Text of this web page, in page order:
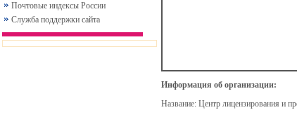
Почтовые индексы России
Служба поддержки сайта
Информация об организации:
Название: Центр лицензирования и